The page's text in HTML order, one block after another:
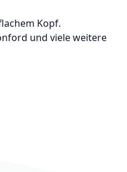
Kopf.
und viele weitere